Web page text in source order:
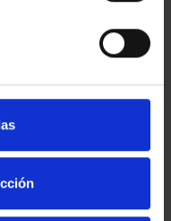
Sólo para usuarios
registrados